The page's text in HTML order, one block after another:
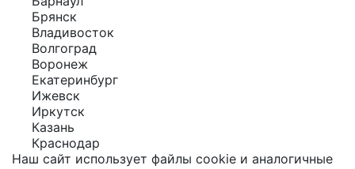
Брянск
Владивосток
Волгоград
Воронеж
Екатеринбург
Ижевск
Иркутск
Казань
Краснодар
Наш сайт использует файлы cookie и аналогичные